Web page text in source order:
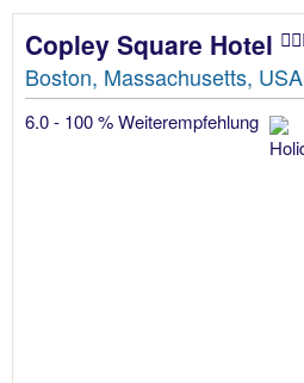
Copley Square Hotel
Boston, Massachusetts, USA
6.0 - 100 % Weiterempfehlung